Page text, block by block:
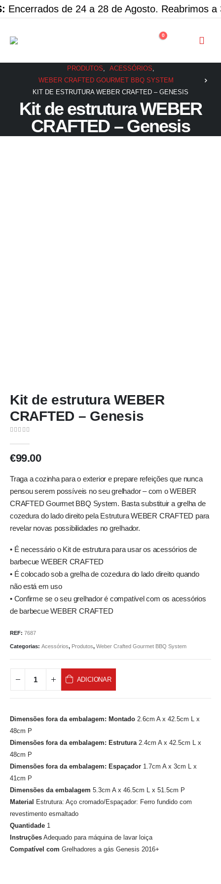
Encerrados de 24 a 28 de Agosto. Reabrimos a
0
Kit de estrutura WEBER
CRAFTED – Genesis
PRODUTOS, ACESSÓRIOS,
WEBER CRAFTED GOURMET BBQ SYSTEM
KIT DE ESTRUTURA WEBER CRAFTED – GENESIS
Kit de estrutura WEBER
CRAFTED – Genesis
€99.00
Traga a cozinha para o exterior e prepare refeições que nunca
pensou serem possíveis no seu grelhador – com o WEBER
CRAFTED Gourmet BBQ System. Basta substituir a grelha de
cozedura do lado direito pela Estrutura WEBER CRAFTED para
revelar novas possibilidades no grelhador.
• É necessário o Kit de estrutura para usar os acessórios de
barbecue WEBER CRAFTED
• É colocado sob a grelha de cozedura do lado direito quando
não está em uso
• Confirme se o seu grelhador é compatível com os acessórios
de barbecue WEBER CRAFTED
REF: 7687
Categorias: Acessórios, Produtos, Weber Crafted Gourmet BBQ System
ADICIONAR
Dimensões fora da embalagem: Montado 2.6cm A x 42.5cm L x
48cm P
Dimensões fora da embalagem: Estrutura 2.4cm A x 42.5cm L x
48cm P
Dimensões fora da embalagem: Espaçador 1.7cm A x 3cm L x
41cm P
Dimensões da embalagem 5.3cm A x 46.5cm L x 51.5cm P
Material
Estrutura: Aço cromado/Espaçador: Ferro fundido com
revestimento esmaltado​
Quantidade 1
Instruções Adequado para máquina de lavar loiça
Compatível com Grelhadores a gás Genesis 2016+
Cursos
Ofertas do mês